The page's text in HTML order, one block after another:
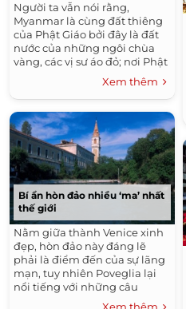
Người ta vẫn nói rằng,
Myanmar là cùng đất thiêng
của Phật Giáo bởi đây là đất
nước của những ngôi chùa
vàng, các vị sư áo đỏ; nơi Phật
Giáo mang giá trị tinh thần;
nơi niềm tin, tình yêu dành
cho Đức Phật len lõi và ăn sâu
vào tâm hồn mỗi người dân.
Xem thêm
Bí ẩn hòn đảo nhiều ‘ma’ nhất
thế giới
Nằm giữa thành Venice xinh
đẹp, hòn đảo này đáng lẽ
phải là điểm đến của sự lãng
mạn, tuy nhiên Poveglia lại
nổi tiếng với những câu
chuyện đầy ma quái và ngày